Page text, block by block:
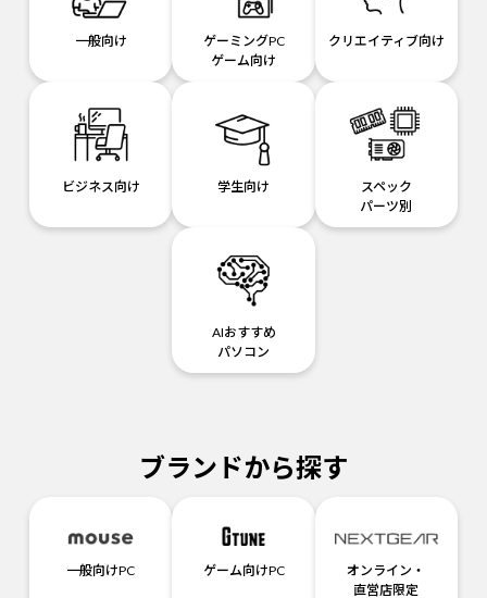
一般向け
ゲーミングPC
ゲーム向け
クリエイティブ向け
ビジネス向け 学生向け
スペック
パーツ別
AIおすすめ
パソコン
ブランドから探す
一般向けPC ゲーム向けPC
オンライン・
直営店限定